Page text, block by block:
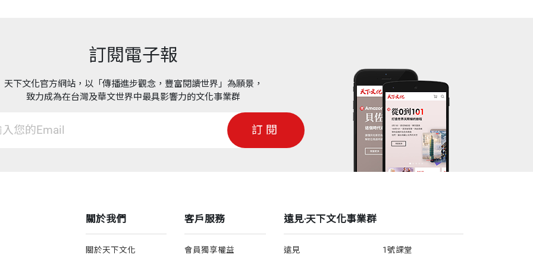
訂閱電子報
天下文化官方網站，以「傳播進步觀念，豐富閱讀世界」為願景，
致力成為在台灣及華文世界中最具影響力的文化事業群
訂閱
關於我們
關於天下文化
客戶服務
會員獨享權益
遠見‧天下文化事業群
遠見
1號課堂